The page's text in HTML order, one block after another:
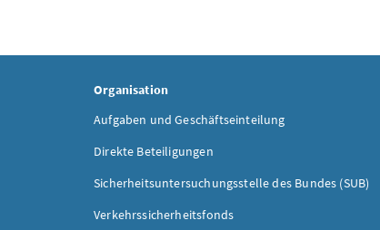
Organisation
Aufgaben und Geschäftseinteilung
Direkte Beteiligungen
Sicherheitsuntersuchungsstelle des Bundes (SUB)
Verkehrssicherheitsfonds